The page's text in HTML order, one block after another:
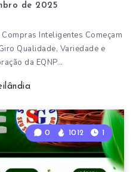
de 2025
Inteligentes Começam
Qualidade, Variedade e
da EQNP…
0 1012 1